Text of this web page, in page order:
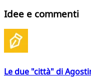
Idee e commenti
Le due "città" di